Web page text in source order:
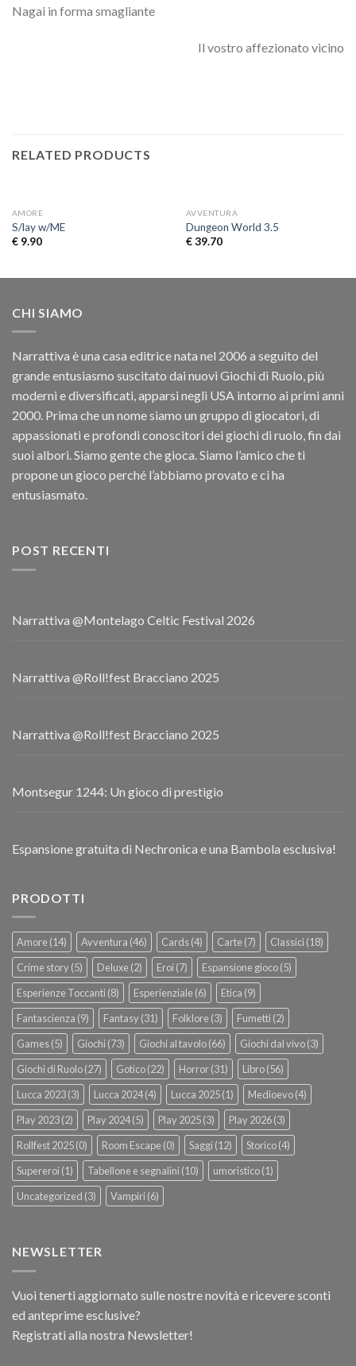
Nagai in forma smagliante
Il vostro affezionato vicino
RELATED PRODUCTS
AMORE
S/lay w/ME
€9.90
AVVENTURA
Dungeon World 3.5
€39.70
CHI SIAMO
Narrattiva è una casa editrice nata nel 2006 a seguito del
grande entusiasmo suscitato dai nuovi Giochi di Ruolo, più
moderni e diversificati, apparsi negli USA intorno ai primi anni
2000. Prima che un nome siamo un gruppo di giocatori, di
appassionati e profondi conoscitori dei giochi di ruolo, fin dai
suoi albori. Siamo gente che gioca. Siamo l’amico che ti
propone un gioco perché l’abbiamo provato e ci ha
entusiasmato.
POST RECENTI
Narrattiva @Montelago Celtic Festival 2026
Narrattiva @Roll!fest Bracciano 2025
Narrattiva @Roll!fest Bracciano 2025
Montsegur 1244: Un gioco di prestigio
Espansione gratuita di Nechronica e una Bambola esclusiva!
PRODOTTI
Amore(14) Avventura (46) Cards(4) Carte(7) Classici(18)
Crime story(5) Deluxe(2) Eroi(7) Espansione gioco(5)
Esperienze Toccanti(8) Esperienziale(6) Etica (9)
Fantascienza (9) Fantasy(31) Folklore(3) Fumetti(2)
Games(5) Giochi(73) Giochi al tavolo(66) Giochi dal vivo(3)
Giochi di Ruolo(27) Gotico(22) Horror(31) Libro(56)
Lucca 2023(3) Lucca 2024(4) Lucca 2025(1) Medioevo(4)
Play 2023(2) Play 2024(5) Play 2025(3) Play 2026(3)
Rollfest 2025(0) Room Escape(0) Saggi(12) Storico(4)
Supereroi(1) Tabellone e segnalini(10) umoristico(1)
Uncategorized (3) Vampiri(6)
NEWSLETTER
Vuoi tenerti aggiornato sulle nostre novità e ricevere sconti
ed anteprime esclusive?
Registrati alla nostra Newsletter!